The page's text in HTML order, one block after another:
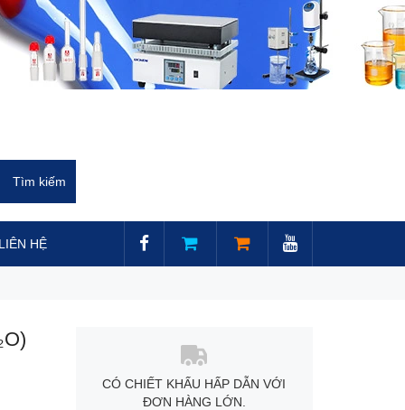
LIÊN HỆ
CÓ CHIẾT KHẤU HẤP DẪN VỚI
ĐƠN HÀNG LỚN.